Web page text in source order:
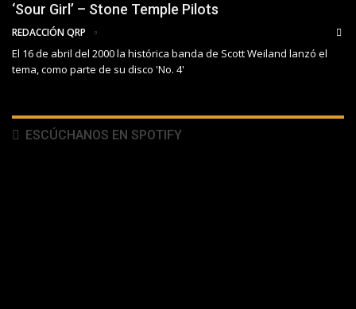
‘Sour Girl’ – Stone Temple Pilots
REDACCIÓN QRP
El 16 de abril del 2000 la histórica banda de Scott Weiland lanzó el
tema, como parte de su disco 'No. 4'
ESCÚCHANOS EN SPOTIFY